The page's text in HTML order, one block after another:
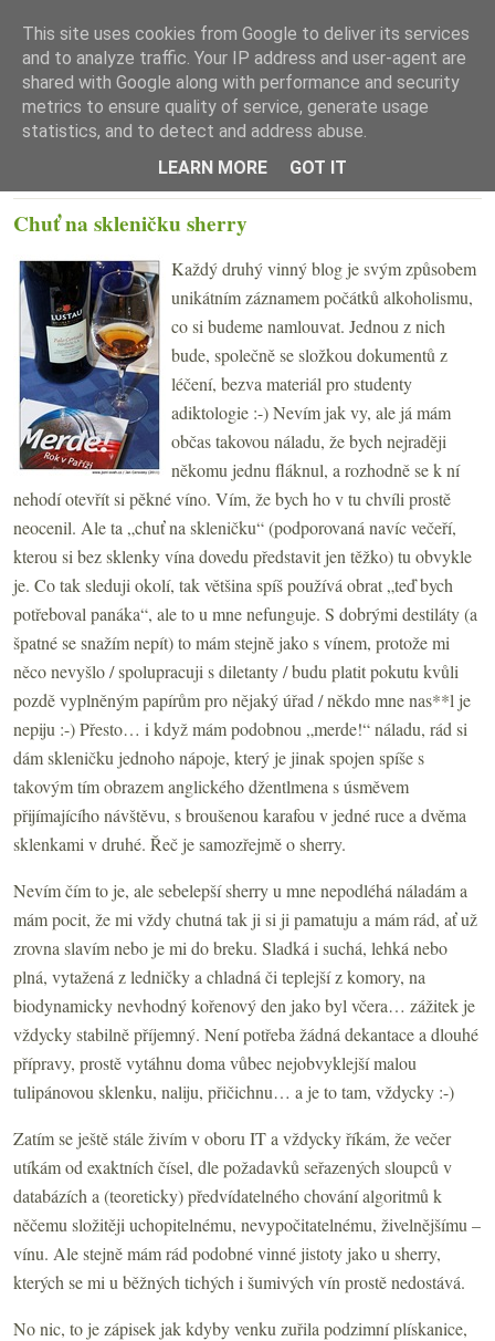
☰ Menu
Chuť na skleničku sherry
Každý druhý vinný blog je svým způsobem
unikátním záznamem počátků alkoholismu,
co si budeme namlouvat. Jednou z nich
bude, společně se složkou dokumentů z
léčení, bezva materiál pro studenty
adiktologie :-) Nevím jak vy, ale já mám
občas takovou náladu, že bych nejraději
někomu jednu fláknul, a rozhodně se k ní
nehodí otevřít si pěkné víno. Vím, že bych ho v tu chvíli prostě
neocenil. Ale ta „chuť na skleničku“ (podporovaná navíc večeří,
kterou si bez sklenky vína dovedu představit jen těžko) tu obvykle
je. Co tak sleduji okolí, tak většina spíš používá obrat „teď bych
potřeboval panáka“, ale to u mne nefunguje. S dobrými destiláty (a
špatné se snažím nepít) to mám stejně jako s vínem, protože mi
něco nevyšlo / spolupracuji s diletanty / budu platit pokutu kvůli
pozdě vyplněným papírům pro nějaký úřad / někdo mne nas**l je
nepiju :-) Přesto… i když mám podobnou „merde!“ náladu, rád si
dám skleničku jednoho nápoje, který je jinak spojen spíše s
takovým tím obrazem anglického džentlmena s úsměvem
přijímajícího návštěvu, s broušenou karafou v jedné ruce a dvěma
sklenkami v druhé. Řeč je samozřejmě o sherry.
Nevím čím to je, ale sebelepší sherry u mne nepodléhá náladám a
mám pocit, že mi vždy chutná tak ji si ji pamatuju a mám rád, ať už
zrovna slavím nebo je mi do breku. Sladká i suchá, lehká nebo
plná, vytažená z ledničky a chladná či teplejší z komory, na
biodynamicky nevhodný kořenový den jako byl včera… zážitek je
vždycky stabilně příjemný. Není potřeba žádná dekantace a dlouhé
přípravy, prostě vytáhnu doma vůbec nejobvyklejší malou
tulipánovou sklenku, naliju, přičichnu… a je to tam, vždycky :-)
Zatím se ještě stále živím v oboru IT a vždycky říkám, že večer
utíkám od exaktních čísel, dle požadavků seřazených sloupců v
databázích a (teoreticky) předvídatelného chování algoritmů k
něčemu složitěji uchopitelnému, nevypočitatelnému, živelnějšímu –
vínu. Ale stejně mám rád podobné vinné jistoty jako u sherry,
kterých se mi u běžných tichých i šumivých vín prostě nedostává.
No nic, to je zápisek jak kdyby venku zuřila podzimní plískanice,
This site uses cookies from Google to deliver its services
and to analyze traffic. Your IP address and user-agent are
shared with Google along with performance and security
metrics to ensure quality of service, generate usage
statistics, and to detect and address abuse.
LEARN MORE
GOT IT